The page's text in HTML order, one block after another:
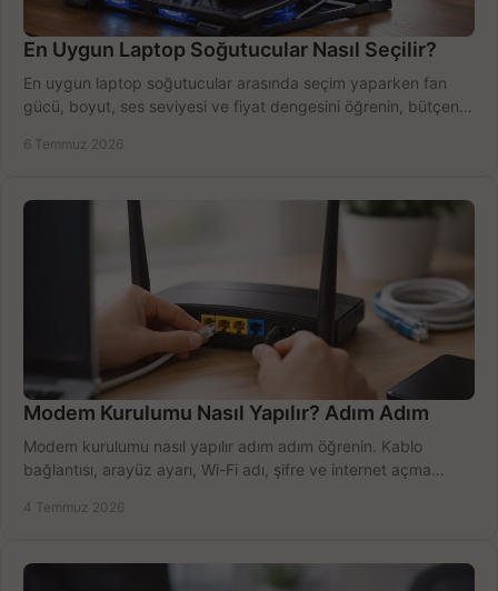
En Uygun Laptop Soğutucular Nasıl Seçilir?
En uygun laptop soğutucular arasında seçim yaparken fan
gücü, boyut, ses seviyesi ve fiyat dengesini öğrenin, bütçenizi
6 Temmuz 2026
Modem Kurulumu Nasıl Yapılır? Adım Adım
Modem kurulumu nasıl yapılır adım adım öğrenin. Kablo
bağlantısı, arayüz ayarı, Wi-Fi adı, şifre ve internet açma
4 Temmuz 2026